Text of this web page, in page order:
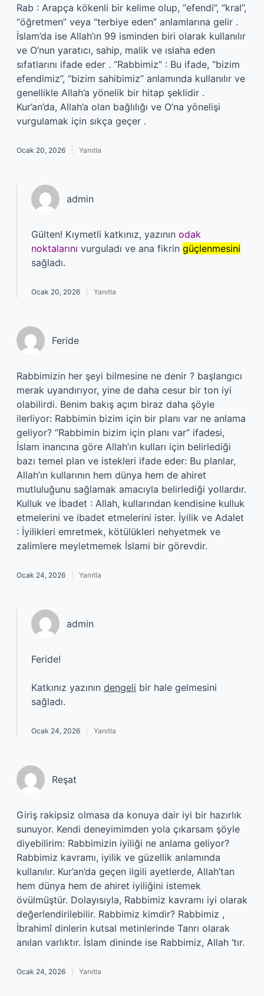
Rab : Arapça kökenli bir kelime olup, “efendi”, “kral”,
“öğretmen” veya “terbiye eden” anlamlarına gelir .
İslam’da ise Allah’ın 99 isminden biri olarak kullanılır
ve O’nun yaratıcı, sahip, malik ve ıslaha eden
sıfatlarını ifade eder . “Rabbimiz” : Bu ifade, “bizim
efendimiz”, “bizim sahibimiz” anlamında kullanılır ve
genellikle Allah’a yönelik bir hitap şeklidir .
Kur’an’da, Allah’a olan bağlılığı ve O’na yönelişi
vurgulamak için sıkça geçer .
Ocak 20, 2026 Yanıtla
admin
Gülten! Kıymetli katkınız, yazının odak
noktalarını vurguladı ve ana fikrin güçlenmesini
sağladı.
Ocak 20, 2026 Yanıtla
Feride
Rabbimizin her şeyi bilmesine ne denir ? başlangıcı
merak uyandırıyor, yine de daha cesur bir ton iyi
olabilirdi. Benim bakış açım biraz daha şöyle
ilerliyor: Rabbimin bizim için bir planı var ne anlama
geliyor? “Rabbimin bizim için planı var” ifadesi,
İslam inancına göre Allah’ın kulları için belirlediği
bazı temel plan ve istekleri ifade eder: Bu planlar,
Allah’ın kullarının hem dünya hem de ahiret
mutluluğunu sağlamak amacıyla belirlediği yollardır.
Kulluk ve İbadet : Allah, kullarından kendisine kulluk
etmelerini ve ibadet etmelerini ister. İyilik ve Adalet
: İyilikleri emretmek, kötülükleri nehyetmek ve
zalimlere meyletmemek İslami bir görevdir.
Ocak 24, 2026 Yanıtla
admin
Feride!
Katkınız yazının dengeli bir hale gelmesini
sağladı.
Ocak 24, 2026 Yanıtla
Reşat
Giriş rakipsiz olmasa da konuya dair iyi bir hazırlık
sunuyor. Kendi deneyimimden yola çıkarsam şöyle
diyebilirim: Rabbimizin iyiliği ne anlama geliyor?
Rabbimiz kavramı, iyilik ve güzellik anlamında
kullanılır. Kur’an’da geçen ilgili ayetlerde, Allah’tan
hem dünya hem de ahiret iyiliğini istemek
övülmüştür. Dolayısıyla, Rabbimiz kavramı iyi olarak
değerlendirilebilir. Rabbimiz kimdir? Rabbimiz ,
İbrahimî dinlerin kutsal metinlerinde Tanrı olarak
anılan varlıktır. İslam dininde ise Rabbimiz, Allah ‘tır.
Ocak 24, 2026 Yanıtla